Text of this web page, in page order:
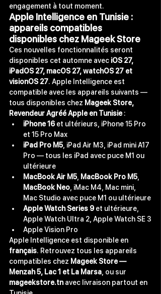
engagement à tout moment.
Apple Intelligence en Tunisie :
appareils compatibles
disponibles chez Mageek Store
Ces nouvelles fonctionnalités seront
disponibles cet automne avec iOS 27,
iPadOS 27, macOS 27, watchOS 27 et
visionOS 27. Apple Intelligence est
compatible avec les appareils suivants —
tous disponibles chez Mageek Store,
Revendeur Agréé Apple en Tunisie :
iPhone 16 et ultérieurs, iPhone 15 Pro
et 15 Pro Max
iPad Pro M5 , iPad Air M3, iPad mini A17
Pro — tous les iPad avec puce M1 ou
ultérieure
MacBook Air M5 MacBook Pro M5
MacBook Neo , iMac M4, Mac mini,
Mac Studio avec puce M1 ou ultérieure
Apple Watch Series 9 et ultérieure,
Apple Watch Ultra 2, Apple Watch SE 3
Apple Vision Pro
Apple Intelligence est disponible en
français. Retrouvez tous les appareils
compatibles chez Mageek Store —
Menzah 5, Lac 1 et La Marsa , ou sur
mageekstore.tn avec livraison partout en